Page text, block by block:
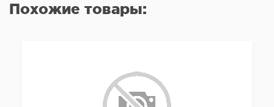
Похожие товары: